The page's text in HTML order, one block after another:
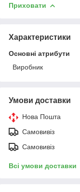
Приховати
Характеристики
Основні атрибути
Виробник
Умови доставки
Нова Пошта
Самовивіз
Самовивіз
Всі умови доставки